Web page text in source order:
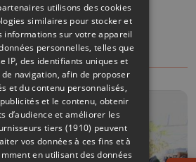
utilisons des cookies
similaires pour stocker et
informations sur votre appareil
personnelles, telles que
IP, des identifiants uniques et
navigation, afin de proposer
et du contenu personnalisés,
et le contenu, obtenir
d’audience et améliorer les
tiers (1910) peuvent
vos données à ces fins et à
en utilisant des données